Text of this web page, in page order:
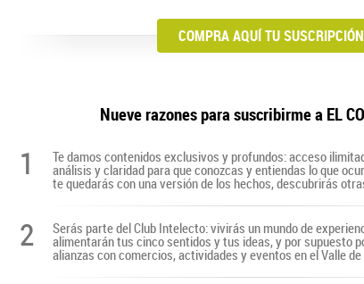
COMPRA AQUÍ TU SUSCRIPCIÓN
Nueve razones para suscribirme a EL
1 Te damos contenidos exclusivos y profundos: acceso
análisis y claridad para que conozcas y entiendas lo que
te quedarás con una versión de los hechos, descubrirás
2 Serás parte del Club Intelecto: vivirás un mundo de
alimentarán tus cinco sentidos y tus ideas, y por supuesto
alianzas con comercios, actividades y eventos en el Valle